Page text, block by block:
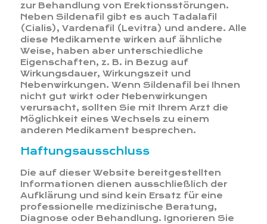
zur Behandlung von Erektionsstörungen.
Neben Sildenafil gibt es auch Tadalafil
(Cialis), Vardenafil (Levitra) und andere. Alle
diese Medikamente wirken auf ähnliche
Weise, haben aber unterschiedliche
Eigenschaften, z. B. in Bezug auf
Wirkungsdauer, Wirkungszeit und
Nebenwirkungen. Wenn Sildenafil bei Ihnen
nicht gut wirkt oder Nebenwirkungen
verursacht, sollten Sie mit Ihrem Arzt die
Möglichkeit eines Wechsels zu einem
anderen Medikament besprechen.
Haftungsausschluss
Die auf dieser Website bereitgestellten
Informationen dienen ausschließlich der
Aufklärung und sind kein Ersatz für eine
professionelle medizinische Beratung,
Diagnose oder Behandlung. Ignorieren Sie